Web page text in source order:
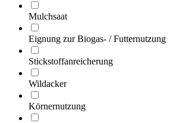
Mulchsaat
Eignung zur Biogas- / Futternutzung
Stickstoffanreicherung
Wildacker
Körnernutzung